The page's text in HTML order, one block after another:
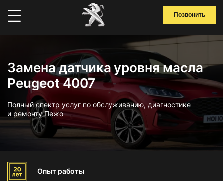
Позвонить
Замена датчика уровня масла
Peugeot 4007
Полный спектр услуг по обслуживанию, диагностике
и ремонту Пежо
Опыт работы